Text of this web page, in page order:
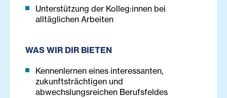
Unterstützung der Kolleg:innen bei
alltäglichen Arbeiten
WAS WIR DIR BIETEN
Kennenlernen eines interessanten,
zukunftsträchtigen und
abwechslungsreichen Berufsfeldes